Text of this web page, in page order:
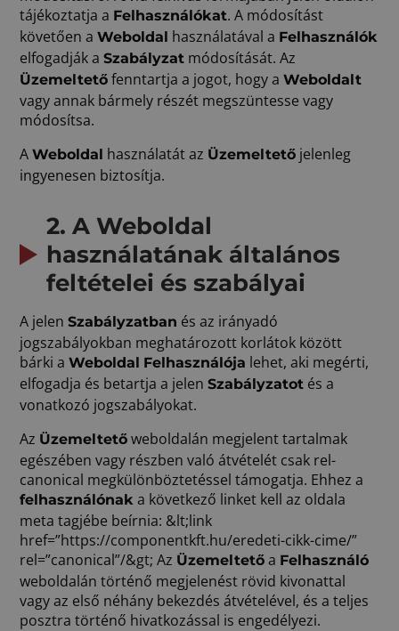
tájékoztatja a Felhasználókat. A módosítást
követően aWeboldal használatával a Felhasználók
elfogadják aSzabályzat módosítását. Az
Üzemeltető fenntartja a jogot, hogy aWeboldalt
vagy annak bármely részét megszüntesse vagy
módosítsa.
AWeboldal használatát az Üzemeltető jelenleg
ingyenesen biztosítja.
2. A Weboldal
használatának általános
feltételei és szabályai
A jelenSzabályzatban és az irányadó
jogszabályokban meghatározott korlátok között
bárki aWeboldal Felhasználója lehet, aki megérti,
elfogadja és betartja a jelenSzabályzatot és a
vonatkozó jogszabályokat.
Az Üzemeltető weboldalán megjelent tartalmak
egészében vagy részben való átvételét csak rel-
canonical megkülönböztetéssel támogatja. Ehhez a
felhasználónak a következő linket kell az oldala
meta tagjébe beírnia: &lt;link
href=”https://componentkft.hu/eredeti-cikk-cime/”
rel=”canonical”/&gt; Az Üzemeltető a Felhasználó
weboldalán történő megjelenést rövid kivonattal
vagy az első néhány bekezdés átvételével, és a teljes
posztra történő hivatkozással is engedélyezi.